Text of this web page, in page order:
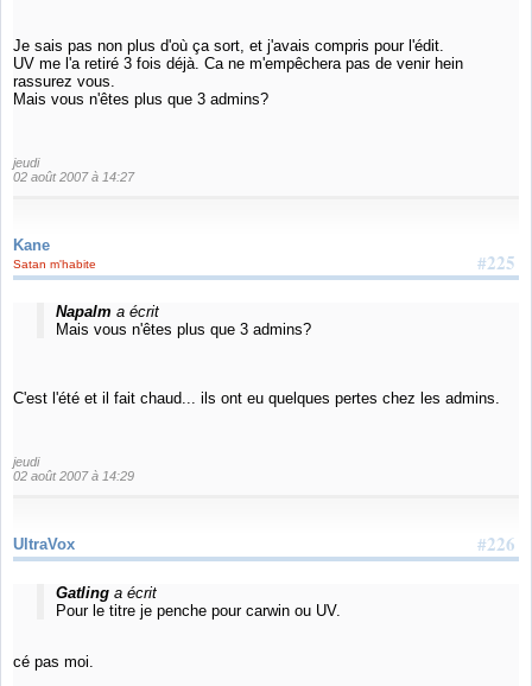
Je sais pas non plus d'où ça sort, et j'avais compris pour l'édit.
UV me l'a retiré 3 fois déjà. Ca ne m'empêchera pas de venir hein
rassurez vous.
Mais vous n'êtes plus que 3 admins?
jeudi
02 août 2007 à 14:27
Kane
#225
Satan m'habite
Napalm a écrit
Mais vous n'êtes plus que 3 admins?
C'est l'été et il fait chaud... ils ont eu quelques pertes chez les admins.
jeudi
02 août 2007 à 14:29
#226
UltraVox
Gatlinga écrit
Pour le titre je penche pour carwin ou UV.
cé pas moi.